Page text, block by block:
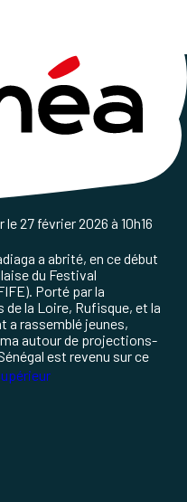
du FIFE
le27 février 2026 à 10h16
a abrité, en ce début
du Festival
Porté par la
la Loire, Rufisque, et la
a rassemblé jeunes,
autour de projections-
est revenu sur ce